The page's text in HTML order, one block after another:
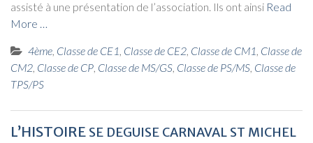
assis­té à une pré­sen­ta­tion de l’as­so­cia­tion. Ils ont ain­si Read
More …
4ème, Classe de CE1, Classe de CE2, Classe de CM1, Classe de
CM2, Classe de CP, Classe de MS/GS, Classe de PS/MS, Classe de
TPS/PS
L’HISTOIRE SE DEGUISE CARNAVAL ST MICHEL